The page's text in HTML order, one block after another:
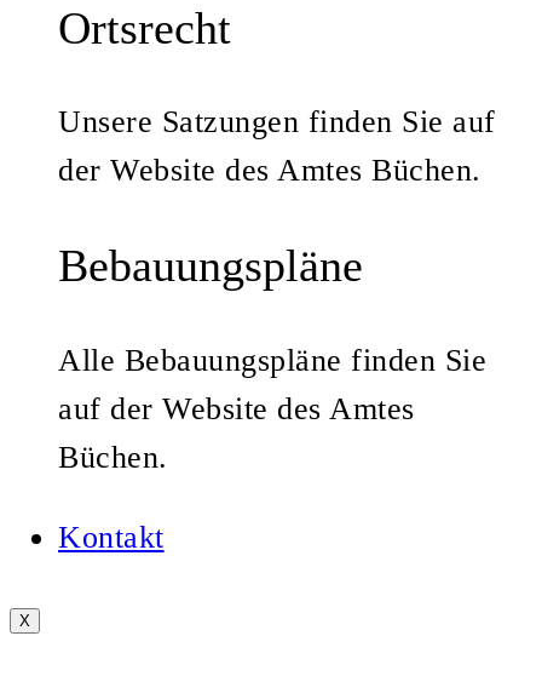
Ortsrecht
Unsere Satzungen finden Sie auf
der Website des Amtes Büchen.
Bebauungspläne
Alle Bebauungspläne finden Sie
auf der Website des Amtes
Büchen.
Kontakt
X